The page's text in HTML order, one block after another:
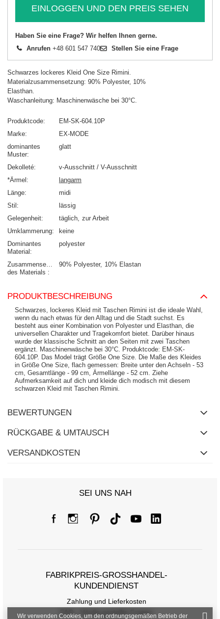
EINLOGGEN UND DEN PREIS SEHEN
Haben Sie eine Frage? Wir helfen Ihnen gerne.
Anrufen +48 601 547 740 Stellen Sie eine Frage
Schwarzes lockeres Kleid One Size Rimini.
Materialzusammensetzung: 90% Polyester, 10%
Elasthan.
Waschanleitung: Maschinenwäsche bei 30°C.
Produktcode
EM-SK-604.10P
Marke
EX-MODE
dominantes
Muster
glatt
Dekolleté
v-Ausschnitt / V-Ausschnitt
*Ärmel
langarm
Länge
midi
Stil
lässig
Gelegenheit
täglich zur Arbeit
Umklammerung
keine
Dominantes
Material
polyester
Zusammensetzung
des Materials
90% Polyester 10% Elastan
PRODUKTBESCHREIBUNG
Schwarzes, lockeres Kleid mit Taschen Rimini ist die ideale Wahl,
wenn du nach etwas für den Alltag und die Stadt suchst. Es
besteht aus einer Kombination von Polyester und Elasthan, die
universellen Charakter und Tragekomfort bietet. Darüber hinaus
wurde der klassische Schnitt an den Seiten mit zwei Taschen
ergänzt. Maschinenwäsche bei 30°C. Produktcode: EM-SK-
604.10P. Das Model trägt Größe One Size. Die Maße des Kleides
in Größe One Size, flach gemessen: Breite unter den Achseln - 53
cm, Gesamtlänge - 99 cm, Ärmellänge - 52 cm. Ziehe
Aufmerksamkeit auf dich und kleide dich modisch mit diesem
schwarzen Kleid mit Taschen Rimini.
BEWERTUNGEN
RÜCKGABE & UMTAUSCH
VERSANDKOSTEN
SEI UNS NAH
FABRIKPREIS-GROSSHANDEL-K
UNDENDIENST
Zahlung und Lieferkosten
FAQ - Häufig gestellte Fragen
Wir verwenden Cookies, um den ordnungsgemäßen Betrieb der